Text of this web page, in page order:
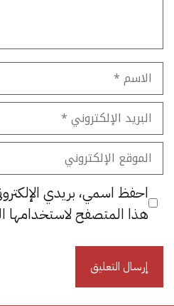
الاسم
البريد
الإلكتروني
الموقع
الإلكتروني
احفظ اسمي، بريدي
هذا المتصفح لاستخدامها